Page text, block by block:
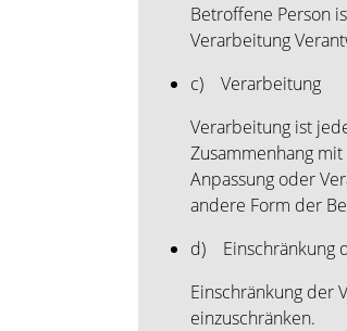
Betroffene Person
Verarbeitung
c) Verarbeitung
Verarbeitung ist
Zusammenhang
Anpassung oder
andere Form der
d) Einschränkung
Einschränkung der
einzuschränken.